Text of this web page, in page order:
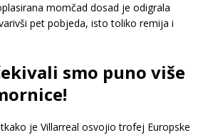
momčad dosad je odigrala
pet pobjeda, isto toliko remija i
smo puno više
je Villarreal osvojio trofej Europske